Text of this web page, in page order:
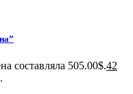
составляла 505.00$.42